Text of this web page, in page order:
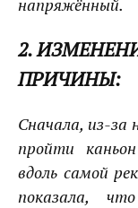
напряжённый.
2.
ПРИЧИНЫ:
Сначала, из-за
пройти
вдоль самой
показала,